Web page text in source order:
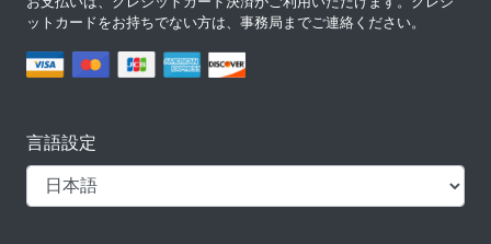
ットカードをお持ちでない方は、事務局までご連絡ください。
言語設定